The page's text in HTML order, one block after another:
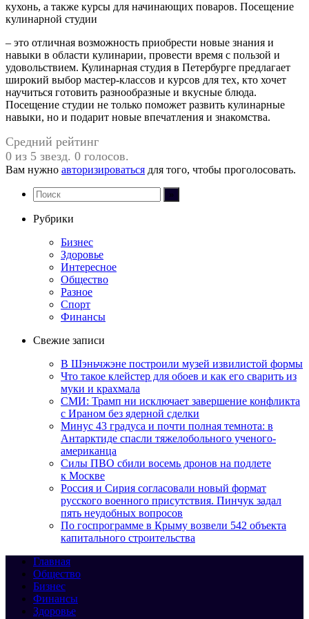
кухонь, а также курсы для начинающих поваров. Посещение
кулинарной студии
– это отличная возможность приобрести новые знания и
навыки в области кулинарии, провести время с пользой и
удовольствием. Кулинарная студия в Петербурге предлагает
широкий выбор мастер-классов и курсов для тех, кто хочет
научиться готовить разнообразные и вкусные блюда.
Посещение студии не только поможет развить кулинарные
навыки, но и подарит новые впечатления и знакомства.
Средний рейтинг
0 из 5 звезд. 0 голосов.
Вам нужно авторизироваться для того, чтобы проголосовать.
Рубрики
Бизнес
Здоровье
Интересное
Общество
Разное
Спорт
Финансы
Свежие записи
В Шэньчжэне построили музей извилистой формы
Что такое клейстер для обоев и как его сварить из
муки и крахмала
СМИ: Трамп ни исключает завершение конфликта
с Ираном без ядерной сделки
Минус 43 градуса и почти полная темнота: в
Антарктиде спасли тяжелобольного ученого-
американца
Силы ПВО сбили восемь дронов на подлете
к Москве
Россия и Сирия согласовали новый формат
русского военного присутствия. Пинчук задал
пять неудобных вопросов
По госпрограмме в Крыму возвели 542 объекта
капитального строительства
Главная
Общество
Бизнес
Финансы
Здоровье